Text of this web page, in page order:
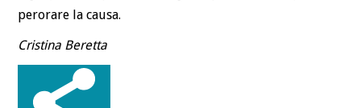
perorare la causa.
Cristina Beretta